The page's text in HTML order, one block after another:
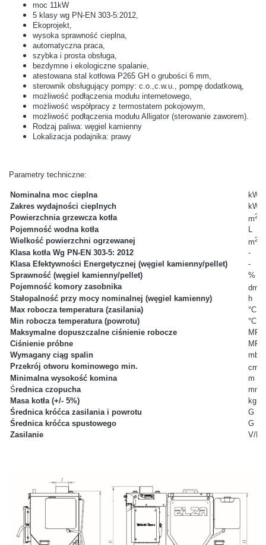
moc 11kW
5 klasy wg PN-EN 303-5:2012,
Ekoprojekt,
wysoka sprawność cieplna,
automatyczna praca,
szybka i prosta obsługa,
bezdymne i ekologiczne spalanie,
atestowana stal kotłowa P265 GH o grubości 6 mm,
sterownik obsługujący pompy: c.o.,c.w.u., pompę dodatkową,
możliwość podłączenia modułu internetowego,
możliwość współpracy z termostatem pokojowym,
możliwość podłączenia modułu Alligator (sterowanie zaworem).
Rodzaj paliwa: węgiel kamienny
Lokalizacja podajnika: prawy
Parametry techniczne:
Nominalna moc cieplna
kW
Zakres wydajności cieplnych
kW
Powierzchnia grzewcza kotła
m2
Pojemność wodna kotła
L
Wielkość powierzchni ogrzewanej
m2
Klasa kotła Wg PN-EN 303-5: 2012
-
Klasa Efektywności Energetycznej (węgiel kamienny/pellet)
-
Sprawność (węgiel kamienny/pellet)
%
Pojemność komory zasobnika
dm
Stałopalność przy mocy nominalnej (węgiel kamienny)
h
Max robocza temperatura (zasilania)
°C
Min robocza temperatura (powrotu)
°C
Maksymalne dopuszczalne ciśnienie robocze
MPa
Ciśnienie próbne
MPa
Wymagany ciąg spalin
mbar
Przekrój otworu kominowego min.
cm
Minimalna wysokość komina
m
Średnica czopucha
mm
Masa kotła (+/- 5%)
kg
Średnica króćca zasilania i powrotu
G
Średnica króćca spustowego
G
Zasilanie
V/Hz